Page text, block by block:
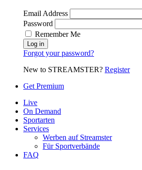
Email Address
Password
Remember Me
Forgot your password?
New to STREAMSTER? Register
Get Premium
Live
On Demand
Sportarten
Services
Werben auf Streamster
Für Sportverbände
FAQ